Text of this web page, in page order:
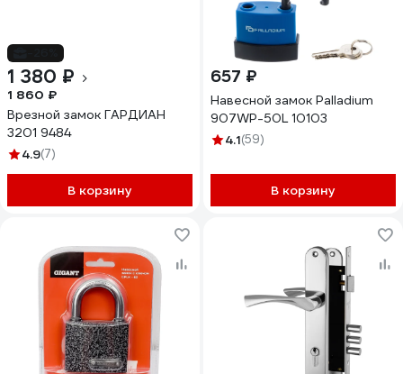
1 380 ₽
1 860 ₽
Врезной замок ГАРДИАН
3201 9484
4.9(7)
В корзину
657 ₽
Навесной замок Palladium
907WP-50L 10103
4.1(59)
В корзину